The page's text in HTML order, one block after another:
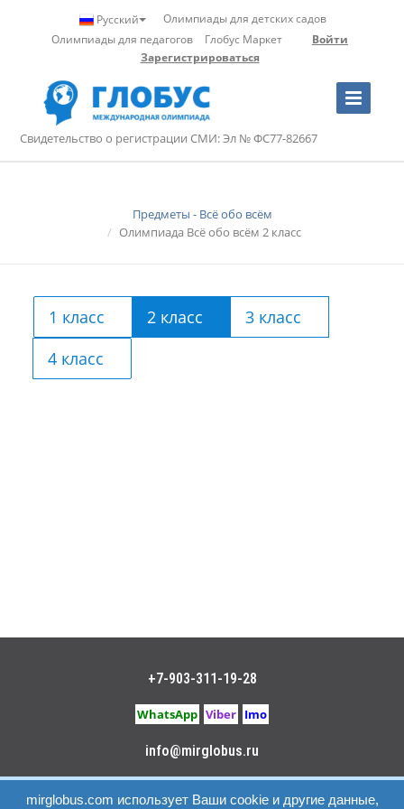
Русский
Олимпиады для детских садов
Олимпиады для педагогов
Глобус Маркет
Войти
Зарегистрироваться
Toggle
Navigation
Свидетельство о регистрации СМИ: Эл № ФС77-82667
Предметы - Всё обо всём
Олимпиада Всё обо всём 2 класс
1 класс 2 класс
3 класс
4 класс
+7-903-311-19-28
WhatsApp Viber Imo
info@mirglobus.ru
Политика конфиденциальности|Пользовательское
mirglobus.com использует Ваши cookie и другие данные,